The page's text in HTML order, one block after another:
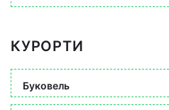
КУРОРТИ
Буковель